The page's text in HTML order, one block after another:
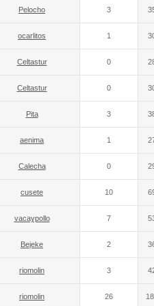
Pelocho 3
ocarlitos 1
Celtastur 0
Celtastur 0
Pita 3
aenima 1
Calecha 0
cusete 10
vacaypollo 7
Bejeke 2
riomolin 3
riomolin 26